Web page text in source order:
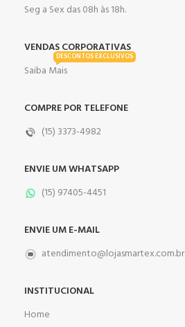
Seg a Sex das 08h às 18h.
VENDAS CORPORATIVAS
Saiba Mais
DESCONTOS EXCLUSIVOS
COMPRE POR TELEFONE
(15) 3373-4982
ENVIE UM WHATSAPP
(15) 97405-4451
ENVIE UM E-MAIL
atendimento@lojasmartex.com.br
INSTITUCIONAL
Home